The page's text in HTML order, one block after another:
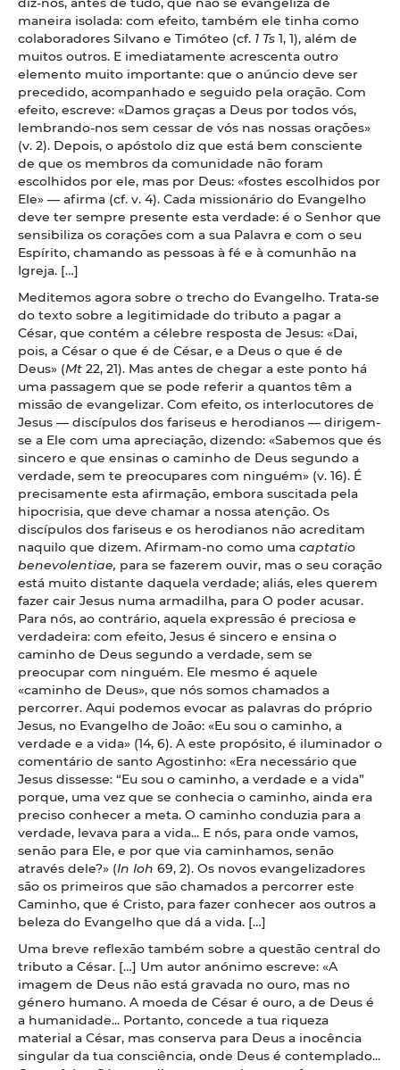
maneira isolada: com efeito, também ele tinha como
colaboradores Silvano e Timóteo (cf. 1 Ts 1, 1), além de
muitos outros. E imediatamente acrescenta outro
elemento muito importante: que o anúncio deve ser
precedido, acompanhado e seguido pela oração. Com
efeito, escreve: «Damos graças a Deus por todos vós,
lembrando-nos sem cessar de vós nas nossas orações»
(v. 2). Depois, o apóstolo diz que está bem consciente
de que os membros da comunidade não foram
escolhidos por ele, mas por Deus: «fostes escolhidos por
Ele» — afirma (cf. v. 4). Cada missionário do Evangelho
deve ter sempre presente esta verdade: é o Senhor que
sensibiliza os corações com a sua Palavra e com o seu
Espírito, chamando as pessoas à fé e à comunhão na
Igreja. […]
Meditemos agora sobre o trecho do Evangelho. Trata-se
do texto sobre a legitimidade do tributo a pagar a
César, que contém a célebre resposta de Jesus: «Dai,
pois, a César o que é de César, e a Deus o que é de
Deus» (Mt 22, 21). Mas antes de chegar a este ponto há
uma passagem que se pode referir a quantos têm a
missão de evangelizar. Com efeito, os interlocutores de
Jesus — discípulos dos fariseus e herodianos — dirigem-
se a Ele com uma apreciação, dizendo: «Sabemos que és
sincero e que ensinas o caminho de Deus segundo a
verdade, sem te preocupares com ninguém» (v. 16). É
precisamente esta afirmação, embora suscitada pela
hipocrisia, que deve chamar a nossa atenção. Os
discípulos dos fariseus e os herodianos não acreditam
naquilo que dizem. Afirmam-no como uma captatio
benevolentiae, para se fazerem ouvir, mas o seu coração
está muito distante daquela verdade; aliás, eles querem
fazer cair Jesus numa armadilha, para O poder acusar.
Para nós, ao contrário, aquela expressão é preciosa e
verdadeira: com efeito, Jesus é sincero e ensina o
caminho de Deus segundo a verdade, sem se
preocupar com ninguém. Ele mesmo é aquele
«caminho de Deus», que nós somos chamados a
percorrer. Aqui podemos evocar as palavras do próprio
Jesus, no Evangelho de João: «Eu sou o caminho, a
verdade e a vida» (14, 6). A este propósito, é iluminador o
comentário de santo Agostinho: «Era necessário que
Jesus dissesse: “Eu sou o caminho, a verdade e a vida”
porque, uma vez que se conhecia o caminho, ainda era
preciso conhecer a meta. O caminho conduzia para a
verdade, levava para a vida... E nós, para onde vamos,
senão para Ele, e por que via caminhamos, senão
através dele?» (In Ioh 69, 2). Os novos evangelizadores
são os primeiros que são chamados a percorrer este
Caminho, que é Cristo, para fazer conhecer aos outros a
beleza do Evangelho que dá a vida. […]
Uma breve reflexão também sobre a questão central do
tributo a César. […] Um autor anónimo escreve: «A
imagem de Deus não está gravada no ouro, mas no
género humano. A moeda de César é ouro, a de Deus é
a humanidade... Portanto, concede a tua riqueza
material a César, mas conserva para Deus a inocência
singular da tua consciência, onde Deus é contemplado...